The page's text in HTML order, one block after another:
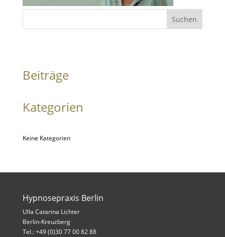
Suchen
Beiträge
Kategorien
Keine Kategorien
Hypnosepraxis Berlin
Ulla Catarina Lichter
Berlin-Kreuzberg
Tel.: +49 (0)30 77 00 82 88